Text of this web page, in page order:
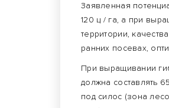
Заявленная
120 ц / га, а при
территории,
ранних посевах,
При выращивании
должна составлять
под силос (зона